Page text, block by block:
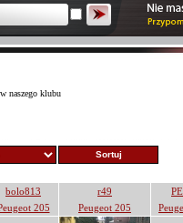
naszego klubu
bolo813
205
r49
Peugeot 205